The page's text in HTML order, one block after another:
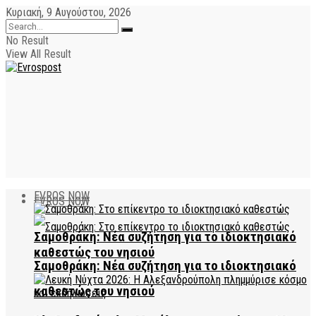
Κυριακή, 9 Αυγούστου, 2026
No Result
View All Result
EVROS NOW
Σαμοθράκη: Νέα συζήτηση για το ιδιοκτησιακό
καθεστώς του νησιού
EVROS NOW
Σαμοθράκη: Νέα συζήτηση για το ιδιοκτησιακό
καθεστώς του νησιού